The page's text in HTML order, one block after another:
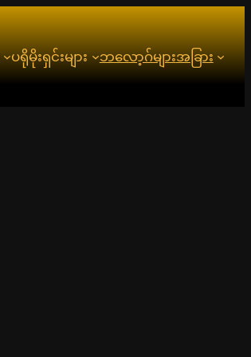
ပရိုမိုးရှင်းများ ဘလော့ဂ်များအခြား